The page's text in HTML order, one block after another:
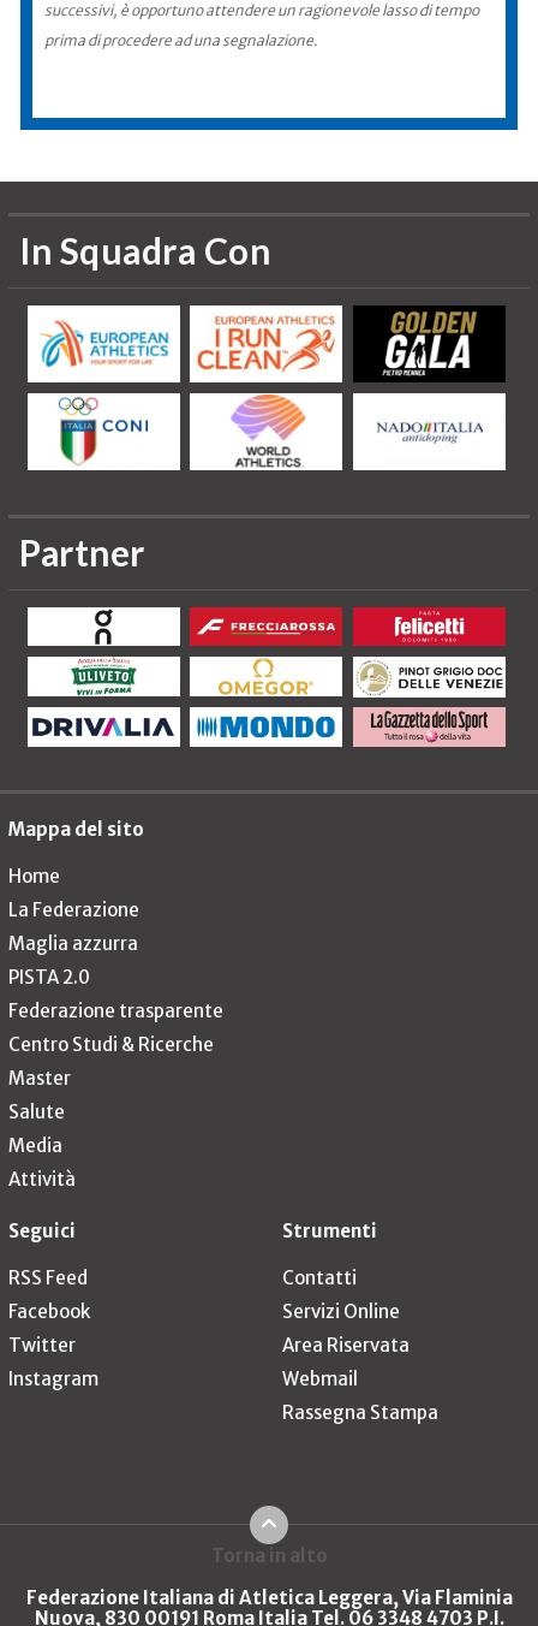
successivi, è opportuno attendere un ragionevole lasso di tempo
prima di procedere ad una segnalazione.
In Squadra Con
Partner
Mappa del sito
Home
La Federazione
Maglia azzurra
PISTA 2.0
Federazione trasparente
Centro Studi & Ricerche
Master
Salute
Media
Attività
Seguici
RSS Feed
Facebook
Twitter
Instagram
Strumenti
Contatti
Servizi Online
Area Riservata
Webmail
Rassegna Stampa
Torna in alto
Federazione Italiana di Atletica Leggera, Via Flaminia
Nuova, 830 00191 Roma Italia Tel. 06 3348 4703 P.I.